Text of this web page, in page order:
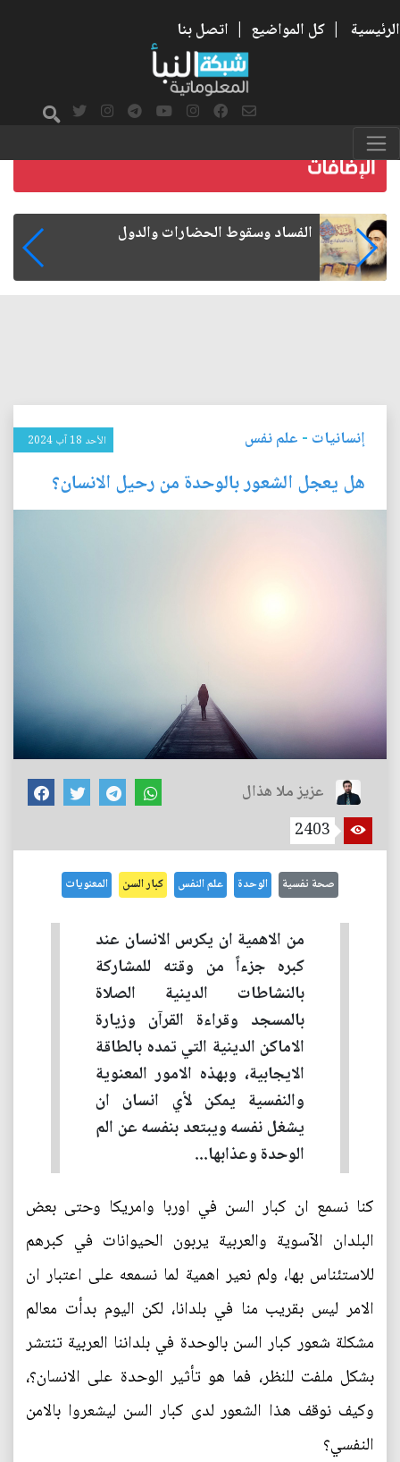
الرئيسية | كل المواضيع | اتصل بنا
رواتب الموظفين على صفيح ساخن
إنسانيات - علم نفس الأحد 18 آب 2024
هل يعجل الشعور بالوحدة من رحيل الانسان؟
عزيز ملا هذال
2403
صحة نفسية الوحدة علم النفس كبار السن المعنويات
من الاهمية ان يكرس الانسان عند
كبره جزءاً من وقته للمشاركة
بالنشاطات الدينية الصلاة
بالمسجد وقراءة القرآن وزيارة
الاماكن الدينية التي تمده بالطاقة
الايجابية، وبهذه الامور المعنوية
والنفسية يمكن لأي انسان ان
يشغل نفسه ويبتعد بنفسه عن الم
الوحدة وعذابها...
كنا نسمع ان كبار السن في اوربا وامريكا وحتى بعض
البلدان الآسوية والعربية يربون الحيوانات في كبرهم
للاستئناس بها، ولم نعير اهمية لما نسمعه على اعتبار ان
الامر ليس بقريب منا في بلدانا، لكن اليوم بدأت معالم
مشكلة شعور كبار السن بالوحدة في بلداننا العربية تنتشر
بشكل ملفت للنظر، فما هو تأثير الوحدة على الانسان؟،
وكيف نوقف هذا الشعور لدى كبار السن ليشعروا بالامن
النفسي؟